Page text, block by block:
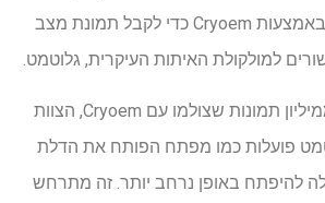
הוקפאו פלאש ונותחו באמצעות Cryoem כדי לקבל תמונת מצב
לאחר שהרכיב יותר ממיליון תמונות שצולמו עם Cryoem, הצוות
פועלות כמו מפתח הפותח את הדלת
להיפתח באופן נרחב יותר. זה מתרחש